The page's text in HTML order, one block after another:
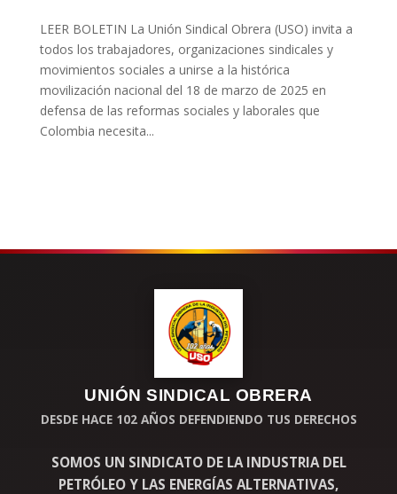
LEER BOLETIN La Unión Sindical Obrera (USO) invita a
todos los trabajadores, organizaciones sindicales y
movimientos sociales a unirse a la histórica
movilización nacional del 18 de marzo de 2025 en
defensa de las reformas sociales y laborales que
Colombia necesita...
UNIÓN SINDICAL OBRERA
DESDE HACE 102 AÑOS DEFENDIENDO TUS DERECHOS
SOMOS UN SINDICATO DE LA INDUSTRIA DEL
PETRÓLEO Y LAS ENERGÍAS ALTERNATIVAS,